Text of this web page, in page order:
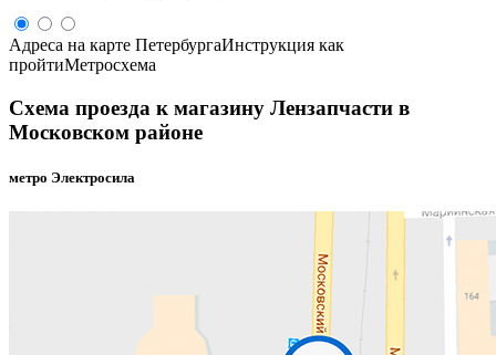
Адреса на карте ПетербургаИнструкция как
пройтиМетросхема
Схема проезда к магазину Лензапчасти в
Московском районе
метро Электросила